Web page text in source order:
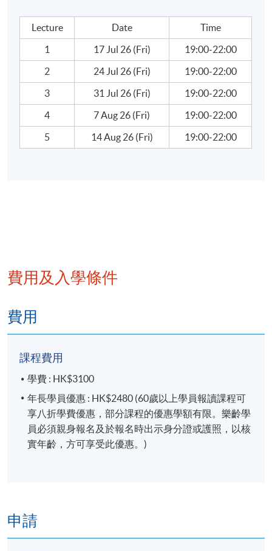
Lecture Date
Time
1
17 Jul 26 (Fri)
19:00-22:00
2
24 Jul 26 (Fri)
19:00-22:00
3
31 Jul 26 (Fri)
19:00-22:00
4
7 Aug 26 (Fri)
19:00-22:00
5
14 Aug 26 (Fri) 19:00-22:00
費用及入學條件
費用
課程費用
學費 : HK$3100
年長學員優惠 : HK$2480 (60歲以上學員報讀課程可
享八折學費優惠，部分課程的優惠學額有限。樂齡學
員必須親身報名及於報名時出示身分證或護照，以核
實年齡，方可享受此優惠。)
申請